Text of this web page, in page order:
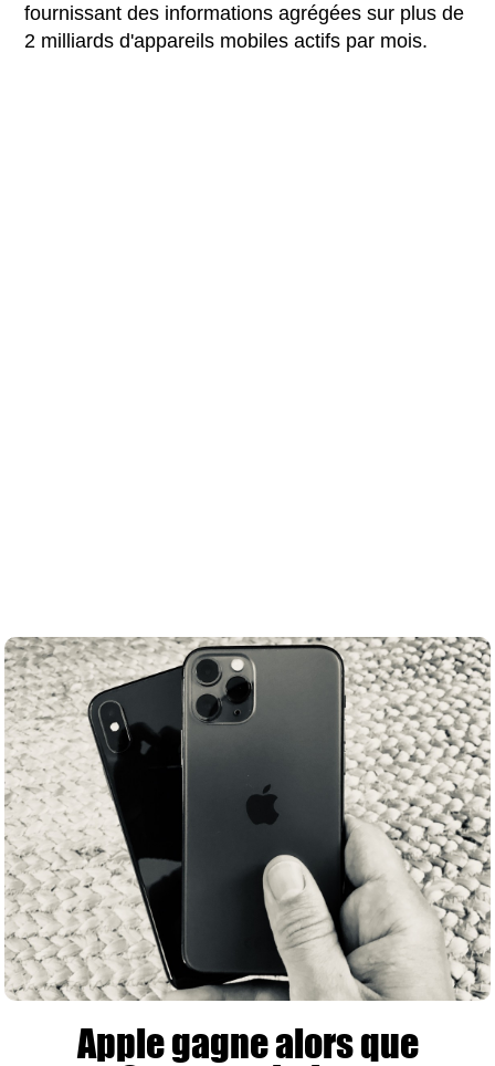
fournissant des informations agrégées sur plus de
2 milliards d'appareils mobiles actifs par mois.
Apple gagne alors que